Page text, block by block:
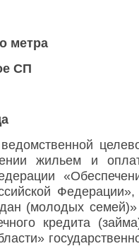
метра
СП
жильем и
(молодых
кредита